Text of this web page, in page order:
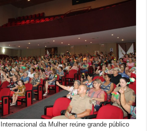
da Mulher reúne grande público